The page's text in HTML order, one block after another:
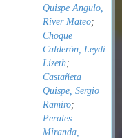
Quispe Angulo,
River Mateo;
Choque
Calderón, Leydi
Lizeth;
Castañeta
Quispe, Sergio
Ramiro;
Perales
Miranda,